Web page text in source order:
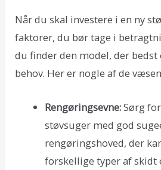
Når du skal investere i en ny
faktorer, du bør tage i
du finder den model, der
behov. Her er nogle af de
Rengøringsevne:Sørg
støvsuger med god
rengøringshoved, der
forskellige typer af skidt